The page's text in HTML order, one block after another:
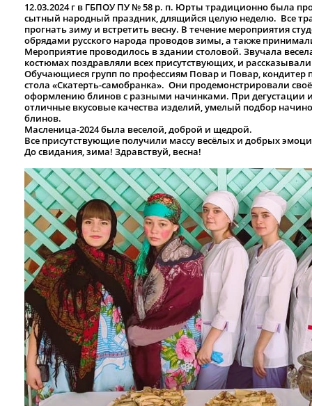
12.03.2024 г в ГБПОУ ПУ № 58 р. п. Юрты традиционно была
сытный народный праздник, длящийся целую неделю. Все
прогнать зиму и встретить весну. В течение мероприятия
обрядами русского народа проводов зимы, а также
Мероприятие проводилось в здании столовой. Звучала
костюмах поздравляли всех присутствующих, и
Обучающиеся групп по профессиям Повар и Повар,
стола «Скатерть-самобранка». Они продемонстрировали
оформлению блинов с разными начинками. При дегустации
отличные вкусовые качества изделий, умелый подбор
блинов.
Масленица-2024 была веселой, доброй и щедрой.
Все присутствующие получили массу весёлых и добрых
До свидания, зима! Здравствуй, весна!